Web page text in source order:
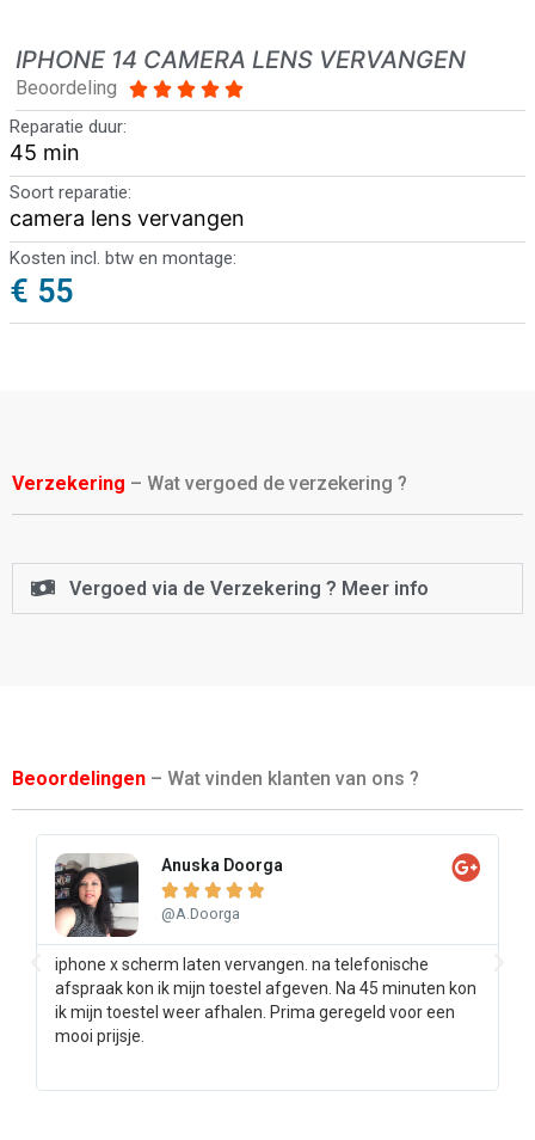
IPHONE 14 CAMERA LENS VERVANGEN
Beoordeling     
Reparatie duur:
45 min
Soort reparatie:
camera lens vervangen
Kosten incl. btw en montage:
€ 55
Verzekering – Wat vergoed de verzekering ?
Vergoed via de Verzekering ? Meer info
Beoordelingen – Wat vinden klanten van ons ?
Anuska Doorga
    
@A.Doorga
iphone x scherm laten vervangen. na telefonische
afspraak kon ik mijn toestel afgeven. Na 45 minuten kon
ik mijn toestel weer afhalen. Prima geregeld voor een
mooi prijsje.